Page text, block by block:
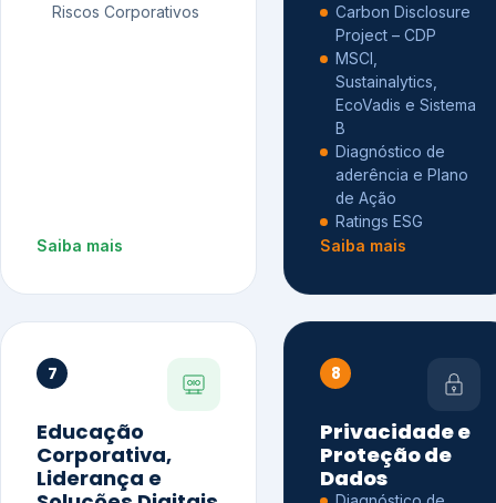
Riscos Corporativos
Saiba mais
Carbon Disclosure
Project – CDP
MSCI,
Sustainalytics,
EcoVadis e Sistema
B
Diagnóstico de
aderência e Plano
de Ação
Ratings ESG
Saiba mais
7
Educação
Corporativa,
Liderança e
8
Privacidade e
Proteção de
Dados